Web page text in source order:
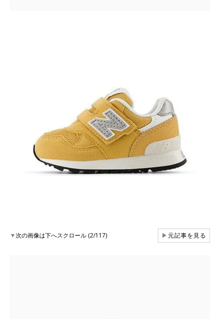
▼次の画像は下へスクロール (2/117) ▶元記事を見る